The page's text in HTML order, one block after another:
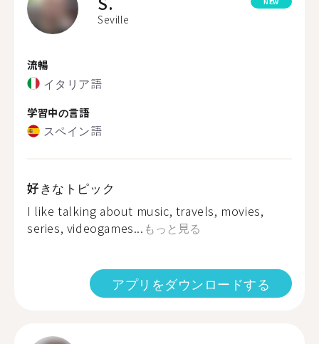
Seville
流暢
イタリア語
学習中の言語
スペイン語
好きなトピック
I like talking about music, travels, movies,
series, videogames... もっと見る
アプリをダウンロードする